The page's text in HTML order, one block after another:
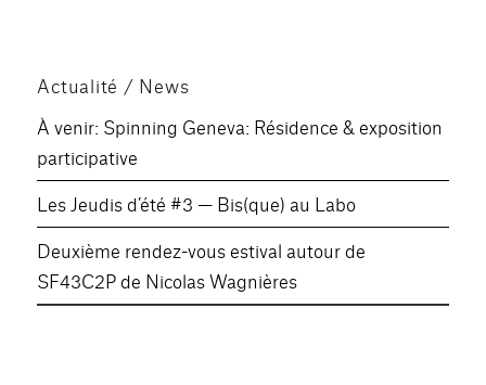
Actualité / News
À venir: Spinning Geneva: Résidence & exposition
participative
Les Jeudis d’été #3 — Bis(que) au Labo
Deuxième rendez-vous estival autour de
SF43C2P de Nicolas Wagnières